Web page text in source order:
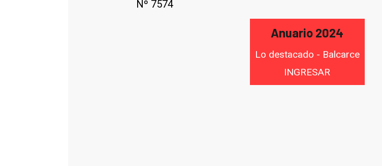
Nº 7574
Anuario 2024
Lo destacado - Balcarce
INGRESAR